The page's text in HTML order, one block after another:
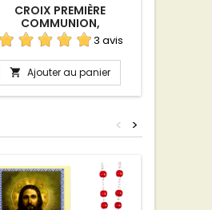
CROIX PREMIÈRE
COMMUNION,
CONFIRMATION3 avis
 Ajouter au panier
>
<